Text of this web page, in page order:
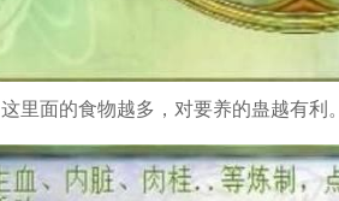
里面的食物越多，对要养的蛊越有利。